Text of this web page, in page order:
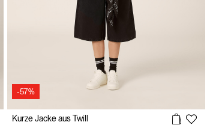
-57%
Kurze Jacke aus Twill